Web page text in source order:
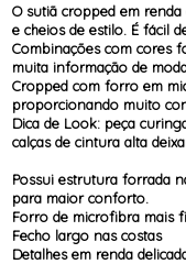
O sutiã cropped em
e cheios de estilo. É fácil
Combinações com cores
muita informação de
Cropped com forro em
proporcionando muito
Dica de Look: peça
calças de cintura alta
Possui estrutura forrada
para maior conforto.
Forro de microfibra mais
Fecho largo nas costas
Detalhes em renda